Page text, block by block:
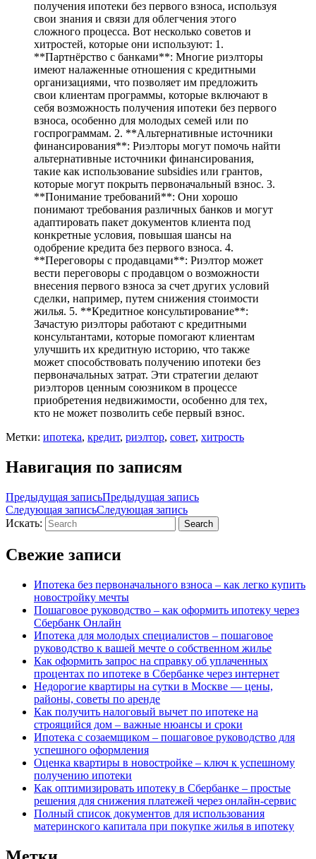
получения ипотеки без первого взноса, используя
свои знания и связи для облегчения этого
сложного процесса. Вот несколько советов и
хитростей, которые они используют: 1.
**Партнёрство с банками**: Многие риэлторы
имеют налаженные отношения с кредитными
организациями, что позволяет им предложить
свои клиентам программы, которые включают в
себя возможность получения ипотеки без первого
взноса, особенно для молодых семей или по
госпрограммам. 2. **Альтернативные источники
финансирования**: Риэлторы могут помочь найти
альтернативные источники финансирования,
такие как использование subsidies или грантов,
которые могут покрыть первоначальный взнос. 3.
**Понимание требований**: Они хорошо
понимают требования различных банков и могут
адаптировать пакет документов клиента под
конкретные условия, повышая шансы на
одобрение кредита без первого взноса. 4.
**Переговоры с продавцами**: Риэлтор может
вести переговоры с продавцом о возможности
внесения первого взноса за счет других условий
сделки, например, путем снижения стоимости
жилья. 5. **Кредитное консультирование**:
Зачастую риэлторы работают с кредитными
консультантами, которые помогают клиентам
улучшить их кредитную историю, что также
может способствовать получению ипотеки без
первоначальных затрат. Эти стратегии делают
риэлторов ценным союзником в процессе
приобретения недвижимости, особенно для тех,
кто не может позволить себе первый взнос.
Метки: ипотека, кредит, риэлтор, совет, хитрость
Навигация по записям
Предыдущая записьПредыдущая запись
Следующая записьСледующая запись
Искать:
Search
Свежие записи
Ипотека без первоначального взноса – как легко купить
новостройку мечты
Пошаговое руководство – как оформить ипотеку через
Сбербанк Онлайн
Ипотека для молодых специалистов – пошаговое
руководство к вашей мечте о собственном жилье
Как оформить запрос на справку об уплаченных
процентах по ипотеке в Сбербанке через интернет
Недорогие квартиры на сутки в Москве — цены,
районы, советы по аренде
Как получить налоговый вычет по ипотеке на
строящийся дом – важные нюансы и сроки
Ипотека с созаемщиком – пошаговое руководство для
успешного оформления
Оценка квартиры в новостройке – ключ к успешному
получению ипотеки
Как оптимизировать ипотеку в Сбербанке – простые
решения для снижения платежей через онлайн-сервис
Полный список документов для использования
материнского капитала при покупке жилья в ипотеку